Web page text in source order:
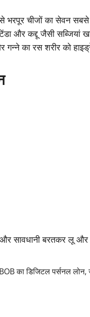
चीजों का सेवन सबसे
और कद्दू जैसी सब्जियां
गन्ने का रस शरीर को
और सावधानी बरतकर लू
का डिजिटल पर्सनल लोन,